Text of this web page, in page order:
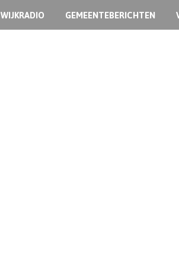
WIJKRADIO GEMEENTEBERICHTEN